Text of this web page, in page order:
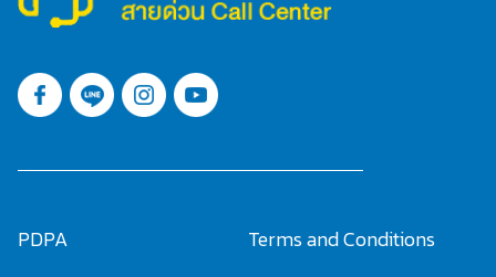
PDPA Terms and Conditions